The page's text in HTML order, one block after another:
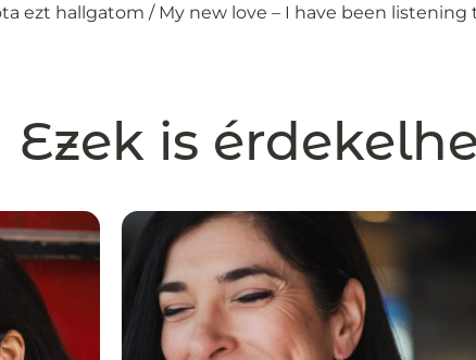
ezt hallgatom / My new love – I have been listening
Ezek is